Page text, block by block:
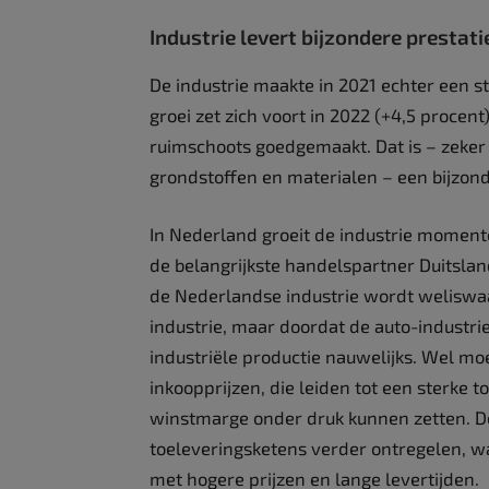
Industrie levert bijzondere
De industrie maakte in 2021 echter een
groei zet zich voort in 2022 (+4,5
ruimschoots goedgemaakt. Dat is –
grondstoffen en materialen – een
In Nederland groeit de industrie
de belangrijkste handelspartner
de Nederlandse industrie wordt
industrie, maar doordat de auto-
industriële productie nauwelijks. Wel
inkoopprijzen, die leiden tot een sterke
winstmarge onder druk kunnen zetten.
toeleveringsketens verder ontregelen,
met hogere prijzen en lange levertijden.